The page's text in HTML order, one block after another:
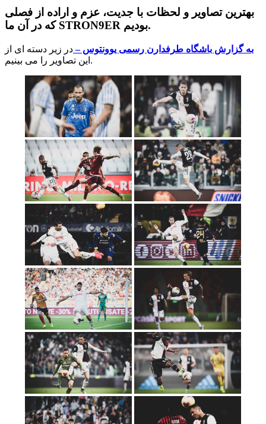
بهترین تصاویر و لحظات با جدیت، عزم و اراده از فصلی
که در آن ما STRON9ER بودیم.
به گزارش باشگاه طرفدارن رسمی یوونتوس –در زیر دسته ای از
این تصاویر را می بینیم.